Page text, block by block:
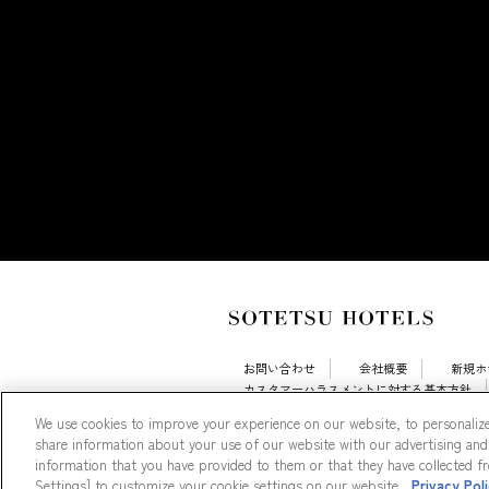
お問い合わせ 会社概要 新規
カスタマーハラスメントに対する基本方針
We use cookies to improve your experience on our website, to
share information about your use of our website with our advertising
information that you have provided to them or that they have collected